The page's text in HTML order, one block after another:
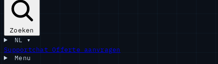
Zoeken
NL ▾
SupportchatOfferte aanvragen
Menu